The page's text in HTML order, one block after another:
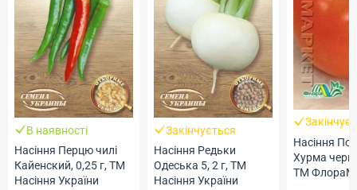
В наявності
Насіння Перцю чилі
Кайенский, 0,25 г, ТМ
Насіння України
Закінчується
Насіння Редьки
Одеська 5, 2 г, ТМ
Насіння України
Насіння
Хурма
ТМ